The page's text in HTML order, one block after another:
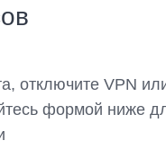
отключите VPN
формой ниже